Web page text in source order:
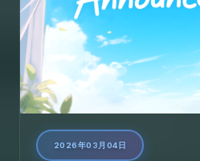
2026年03月04日